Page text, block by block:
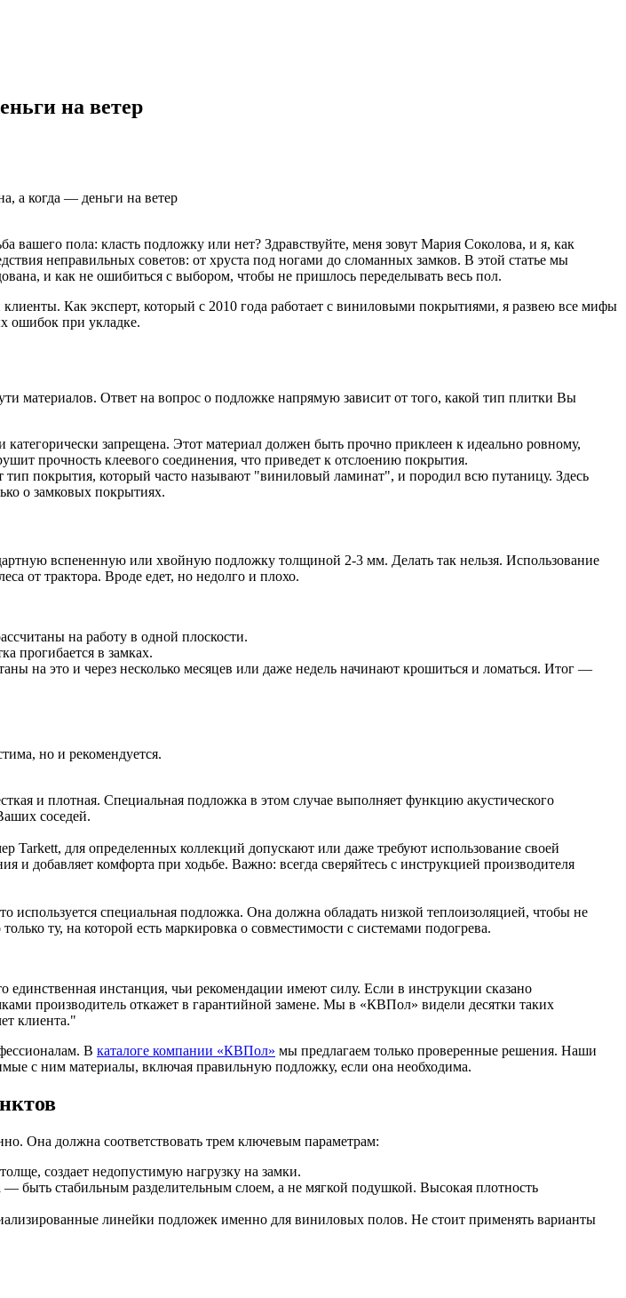
на ветер
а когда — деньги на ветер
вашего пола: класть подложку или нет? Здравствуйте, меня зовут Мария Соколова, и я, как
неправильных советов: от хруста под ногами до сломанных замков. В этой статье мы
и как не ошибиться с выбором, чтобы не пришлось переделывать весь пол.
Как эксперт, который с 2010 года работает с виниловыми покрытиями, я развею все мифы
ошибок при укладке.
материалов. Ответ на вопрос о подложке напрямую зависит от того, какой тип плитки Вы
запрещена. Этот материал должен быть прочно приклеен к идеально ровному,
прочность клеевого соединения, что приведет к отслоению покрытия.
который часто называют "виниловый ламинат", и породил всю путаницу. Здесь
о замковых покрытиях.
вспененную или хвойную подложку толщиной 2-3 мм. Делать так нельзя. Использование
от трактора. Вроде едет, но недолго и плохо.
на работу в одной плоскости.
прогибается в замках.
на это и через несколько месяцев или даже недель начинают крошиться и ломаться. Итог —
но и рекомендуется.
и плотная. Специальная подложка в этом случае выполняет функцию акустического
соседей.
для определенных коллекций допускают или даже требуют использование своей
добавляет комфорта при ходьбе. Важно: всегда сверяйтесь с инструкцией производителя
специальная подложка. Она должна обладать низкой теплоизоляцией, чтобы не
ту, на которой есть маркировка о совместимости с системами подогрева.
инстанция, чьи рекомендации имеют силу. Если в инструкции сказано
производитель откажет в гарантийной замене. Мы в «КВПол» видели десятки таких
клиента."
В каталоге компании «КВПол» мы предлагаем только проверенные решения. Наши
с ним материалы, включая правильную подложку, если она необходима.
Она должна соответствовать трем ключевым параметрам:
создает недопустимую нагрузку на замки.
быть стабильным разделительным слоем, а не мягкой подушкой. Высокая плотность
линейки подложек именно для виниловых полов. Не стоит применять варианты